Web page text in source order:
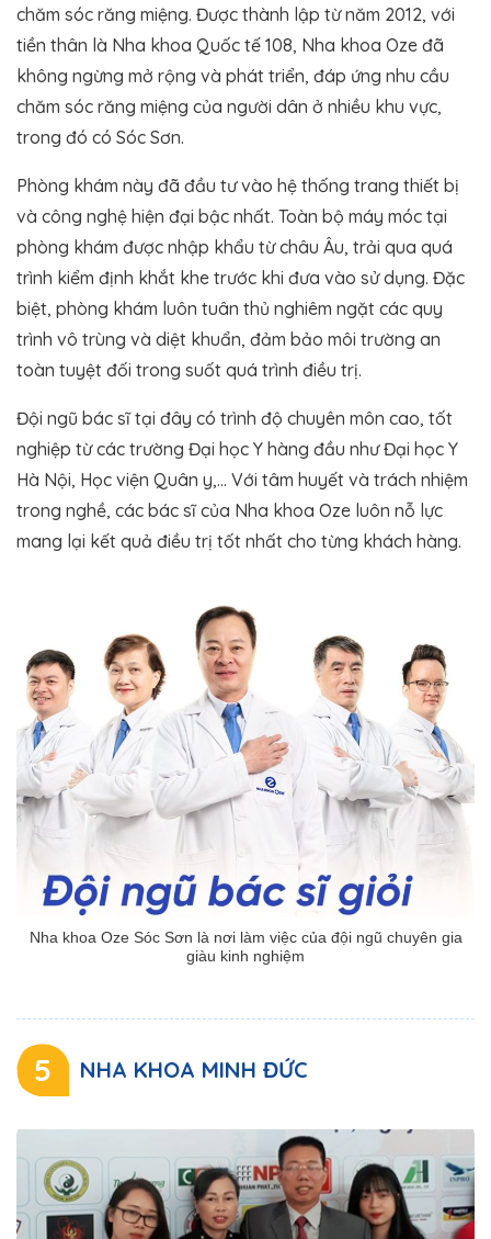
chăm sóc răng miệng. Được thành lập từ năm 2012, với
tiền thân là Nha khoa Quốc tế 108, Nha khoa Oze đã
không ngừng mở rộng và phát triển, đáp ứng nhu cầu
chăm sóc răng miệng của người dân ở nhiều khu vực,
trong đó có Sóc Sơn.
Phòng khám này đã đầu tư vào hệ thống trang thiết bị
và công nghệ hiện đại bậc nhất. Toàn bộ máy móc tại
phòng khám được nhập khẩu từ châu Âu, trải qua quá
trình kiểm định khắt khe trước khi đưa vào sử dụng. Đặc
biệt, phòng khám luôn tuân thủ nghiêm ngặt các quy
trình vô trùng và diệt khuẩn, đảm bảo môi trường an
toàn tuyệt đối trong suốt quá trình điều trị.
Đội ngũ bác sĩ tại đây có trình độ chuyên môn cao, tốt
nghiệp từ các trường Đại học Y hàng đầu như Đại học Y
Hà Nội, Học viện Quân y,… Với tâm huyết và trách nhiệm
trong nghề, các bác sĩ của Nha khoa Oze luôn nỗ lực
mang lại kết quả điều trị tốt nhất cho từng khách hàng.
Nha khoa Oze Sóc Sơn là nơi làm việc của đội ngũ chuyên gia
giàu kinh nghiệm
5 NHA KHOA MINH ĐỨC